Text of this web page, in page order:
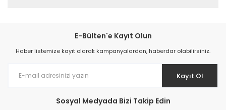
E-Bülten'e Kayıt Olun
Haber listemize kayıt olarak kampanyalardan, haberdar olabilirsiniz.
Kayıt Ol
Sosyal Medyada Bizi Takip Edin